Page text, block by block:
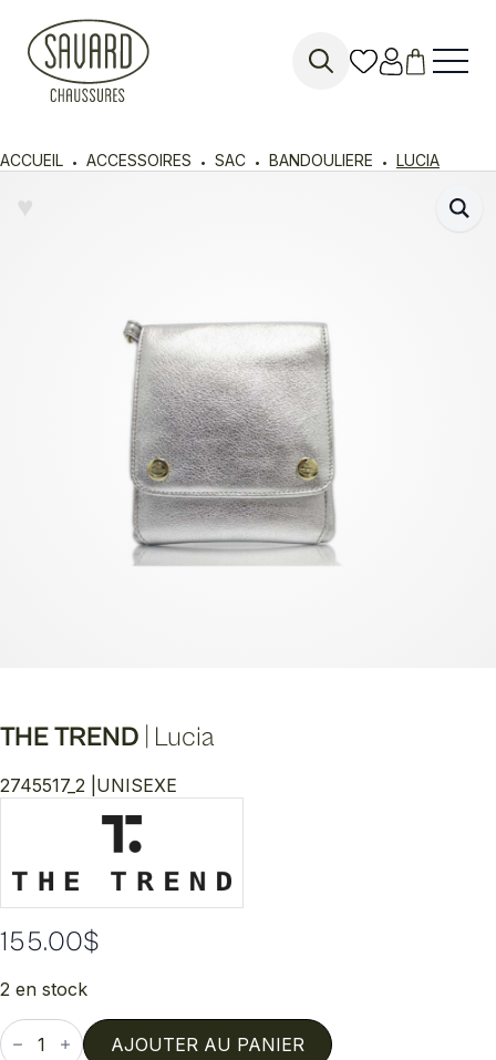
ACCUEIL ACCESSOIRES SAC BANDOULIERE LUCIA
THE TREND Lucia
2745517_2 | UNISEXE
155.00$
2 en stock
quantité
de
AJOUTER AU PANIER